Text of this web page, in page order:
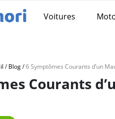
Voitures
/Blog/
Courants